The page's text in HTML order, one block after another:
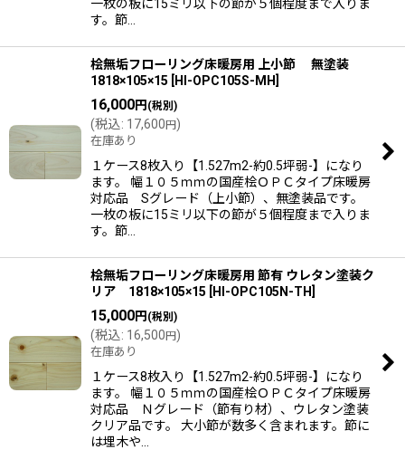
一枚の板に15ミリ以下の節が５個程度まで入りま
す。節…
桧無垢フローリング床暖房用 上小節 無塗装
1818×105×15
HI-OPC105S-MH
16,000円 (税別)
(税込: 17,600 円 )
在庫あり
１ケース8枚入り【1.527m2-約0.5坪弱-】になり
ます。 幅１０５ｍｍの国産桧ＯＰＣタイプ床暖房
対応品 Sグレード（上小節）、無塗装品です。
一枚の板に15ミリ以下の節が５個程度まで入りま
す。節…
桧無垢フローリング床暖房用 節有 ウレタン塗装ク
リア 1818×105×15
HI-OPC105N-TH
15,000円 (税別)
(税込: 16,500 円 )
在庫あり
１ケース8枚入り【1.527m2-約0.5坪弱-】になり
ます。 幅１０５ｍｍの国産桧ＯＰＣタイプ床暖房
対応品 Ｎグレード（節有り材）、ウレタン塗装
クリア品です。 大小節が数多く含まれます。節に
は埋木や…